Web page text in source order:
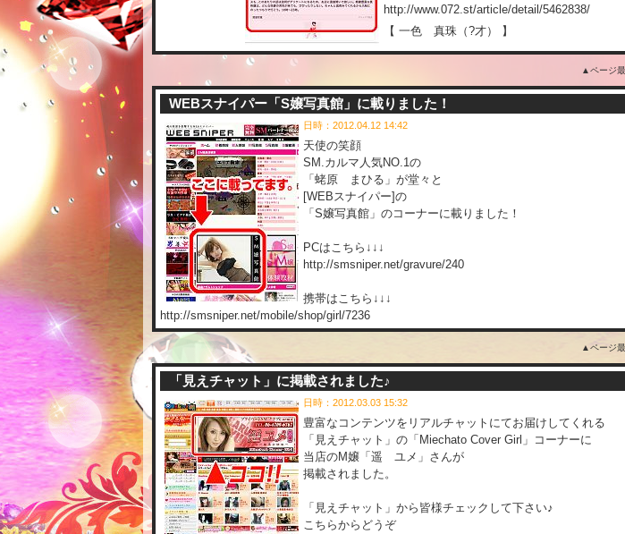
http://www.072.st/article/detail/5462838/
【 一色 真珠（?才） 】
▲ページ
WEBスナイパー「S嬢写真館」に載りました！
日時：2012.04.12 14:42
天使の笑顔
SM.カルマ人気NO.1の
「蛯原 まひる」が堂々と
[WEBスナイパー]の
「S嬢写真館」のコーナーに載りました！
PCはこちら↓↓↓
http://smsniper.net/gravure/240
携帯はこちら↓↓↓
http://smsniper.net/mobile/shop/girl/7236
▲ページ
「見えチャット」に掲載されました♪
日時：2012.03.03 15:32
豊富なコンテンツをリアルチャットにてお届けしてくれる
「見えチャット」の「Miechato Cover Girl」コーナーに
当店のM嬢「遥 ユメ」さんが
掲載されました。
「見えチャット」から皆様チェックして下さい♪
こちらからどうぞ